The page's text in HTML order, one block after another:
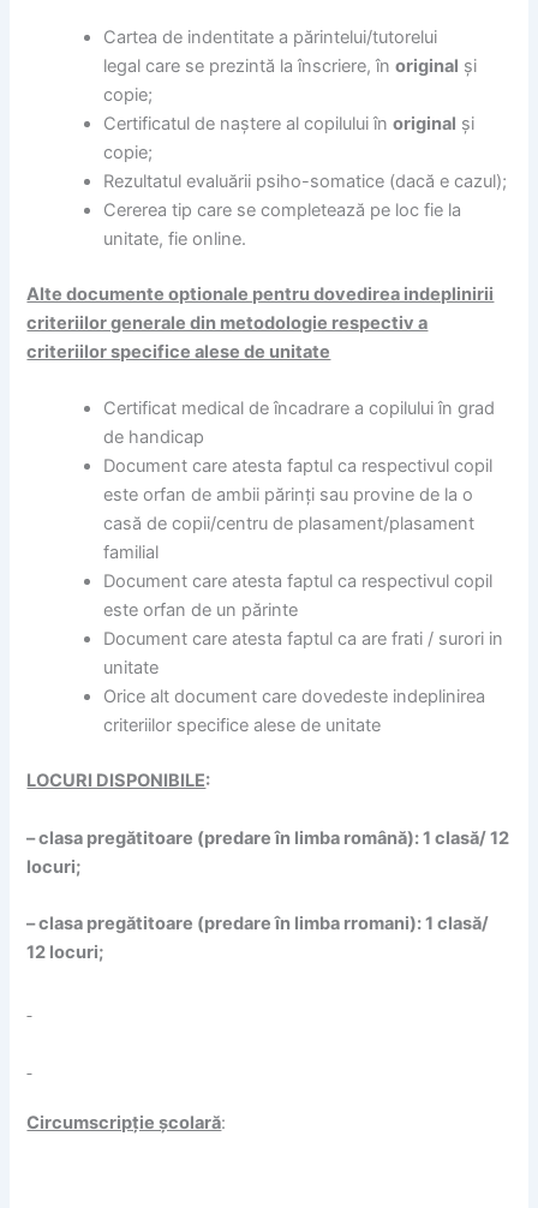
Cartea de indentitate a părintelui/tutorelui
legal care se prezintă la înscriere, înoriginal și
copie;
Certificatul de naștere al copilului înoriginal și
copie;
Rezultatul evaluării psiho-somatice (dacă e cazul);
Cererea tip care se completează pe loc fie la
unitate, fie online.
Alte documente optionale pentru dovedirea indeplinirii
criteriilor generale din metodologie respectiv a
criteriilor specifice alese de unitate
Certificat medical de încadrare a copilului în grad
de handicap
Document care atesta faptul ca respectivul copil
este orfan de ambii părinți sau provine de la o
casă de copii/centru de plasament/plasament
familial
Document care atesta faptul ca respectivul copil
este orfan de un părinte
Document care atesta faptul ca are frati / surori in
unitate
Orice alt document care dovedeste indeplinirea
criteriilor specifice alese de unitate
LOCURI DISPONIBILE:
– clasa pregătitoare (predare în limba română): 1 clasă/ 12
locuri;
– clasa pregătitoare (predare în limba rromani): 1 clasă/
12 locuri;
Circumscripție școlară: